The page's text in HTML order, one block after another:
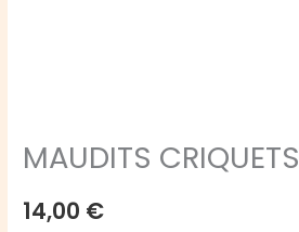
MAUDITS CRIQUETS
14,00 €